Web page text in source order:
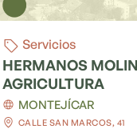
Servicios
HERMANOS
AGRICULTURA
MONTEJÍCAR
CALLE SAN MARCOS, 41